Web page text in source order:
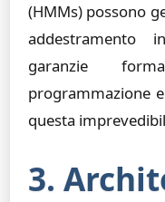
(HMMs) possono
addestramento
garanzie
programmazione
questa
3.